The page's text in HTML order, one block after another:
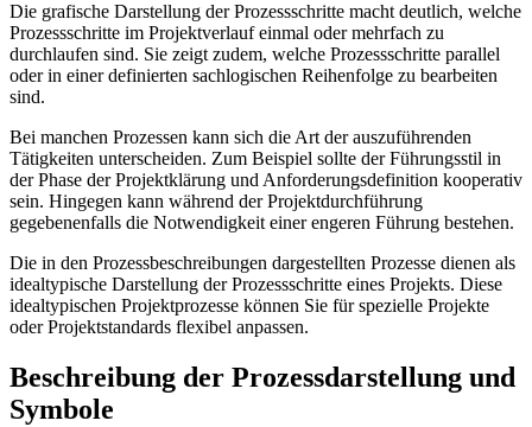
Die grafische Darstellung der Prozessschritte macht deutlich, welche
Prozessschritte im Projektverlauf einmal oder mehrfach zu
durchlaufen sind. Sie zeigt zudem, welche Prozessschritte parallel
oder in einer definierten sachlogischen Reihenfolge zu bearbeiten
sind.
Bei manchen Prozessen kann sich die Art der auszuführenden
Tätigkeiten unterscheiden. Zum Beispiel sollte der Führungsstil in
der Phase der Projektklärung und Anforderungsdefinition kooperativ
sein. Hingegen kann während der Projektdurchführung
gegebenenfalls die Notwendigkeit einer engeren Führung bestehen.
Die in den Prozessbeschreibungen dargestellten Prozesse dienen als
idealtypische Darstellung der Prozessschritte eines Projekts. Diese
idealtypischen Projektprozesse können Sie für spezielle Projekte
oder Projektstandards flexibel anpassen.
Beschreibung der Prozessdarstellung und
Symbole